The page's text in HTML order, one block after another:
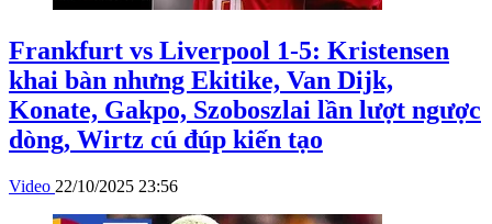
Frankfurt vs Liverpool 1-5: Kristensen
khai bàn nhưng Ekitike, Van Dijk,
Konate, Gakpo, Szoboszlai lần lượt ngược
dòng, Wirtz cú đúp kiến tạo
Video 22/10/2025 23:56